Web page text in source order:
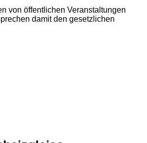
2 3
von öffentlichen Veranstaltungen
damit den gesetzlichen